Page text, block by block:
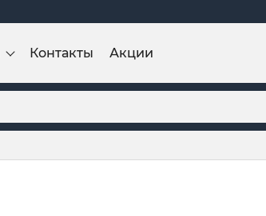
Контакты Акции